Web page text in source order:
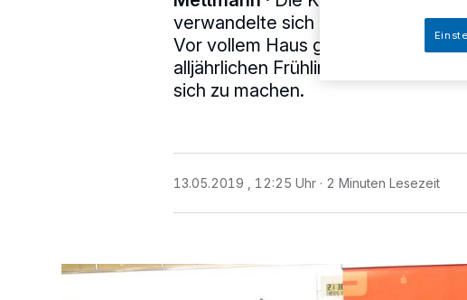
verwandelte sich am Freitagabend
Vor vollem Haus gastierte die
alljährlichen Frühlingskonzert und
sich zu machen.
13.05.2019 , 12:25 Uhr 2 Minuten Lesezeit